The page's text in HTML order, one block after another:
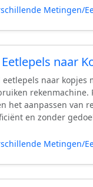
Metingen/
naar
eetlepels naar kopjes
rekenmachine.
het aanpassen van
en zonder
Metingen/